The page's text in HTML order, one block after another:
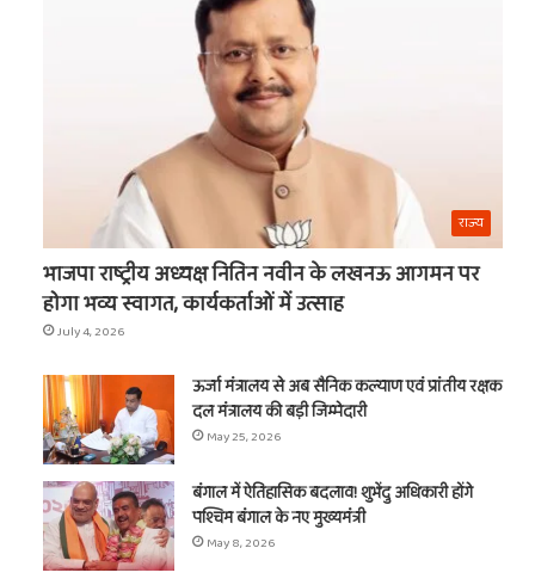
राज्य
भाजपा राष्ट्रीय अध्यक्ष नितिन नवीन के लखनऊ आगमन पर
होगा भव्य स्वागत, कार्यकर्ताओं में उत्साह
July 4, 2026
ऊर्जा मंत्रालय से अब सैनिक कल्याण एवं प्रांतीय रक्षक
दल मंत्रालय की बड़ी जिम्मेदारी
May 25, 2026
बंगाल में ऐतिहासिक बदलाव! शुभेंदु अधिकारी होंगे
पश्चिम बंगाल के नए मुख्यमंत्री
May 8, 2026